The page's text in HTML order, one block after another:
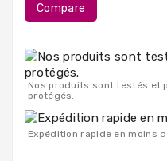
Compare
Nos produits sont testés et
protégés.
Expédition rapide en moins